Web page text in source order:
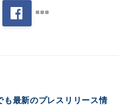
も最新のプレスリリース情